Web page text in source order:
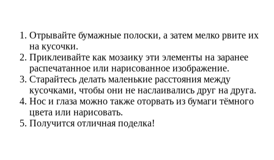
Отрывайте бумажные полоски, а затем мелко рвите их
на кусочки.
Приклеивайте как мозаику эти элементы на заранее
распечатанное или нарисованное изображение.
Старайтесь делать маленькие расстояния между
кусочками, чтобы они не наслаивались друг на друга.
Нос и глаза можно также оторвать из бумаги тёмного
цвета или нарисовать.
Получится отличная поделка!